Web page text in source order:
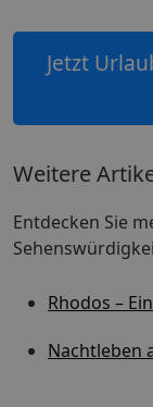
Jetzt
Weitere
Entdecken Sie
Rhodos –
Nachtleben